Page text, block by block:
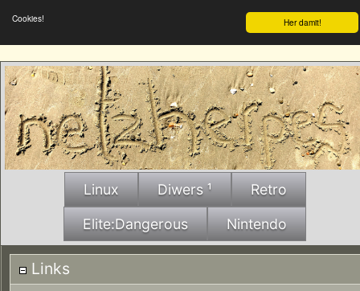
Her damit!
Cookies!
Linux Diwers ¹ Retro
Elite:Dangerous Nintendo
Links